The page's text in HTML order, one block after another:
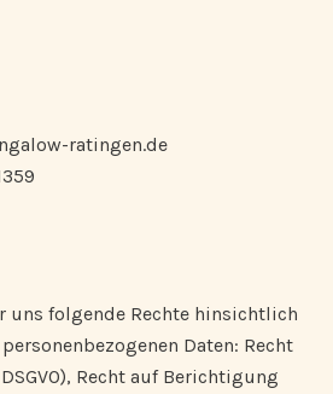
ratingen.de
uns folgende Rechte hinsichtlich
Daten: Recht
Recht auf Berichtigung